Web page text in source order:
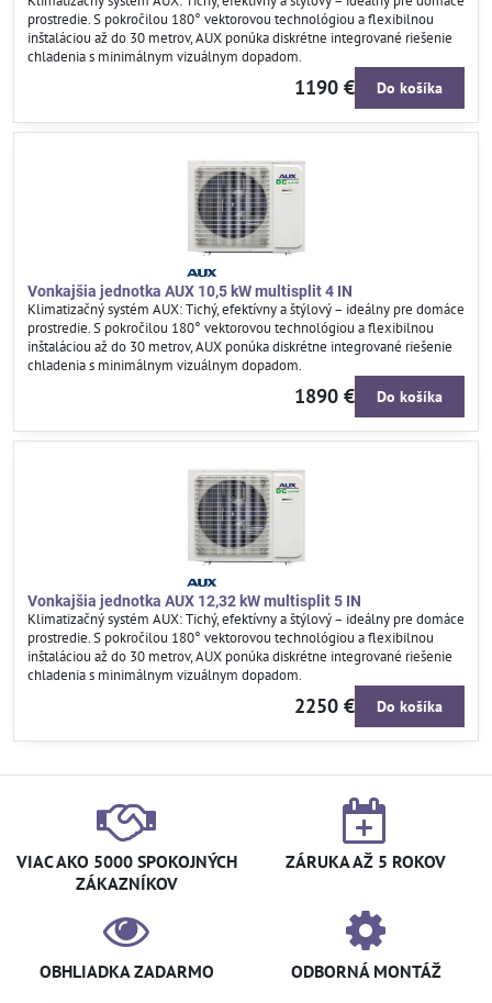
prostredie. S pokročilou 180° vektorovou technológiou a flexibilnou
inštaláciou až do 30 metrov, AUX ponúka diskrétne integrované riešenie
chladenia s minimálnym vizuálnym dopadom.
1190 € Do košíka
Vonkajšia jednotka AUX 10,5 kW multisplit 4 IN
Klimatizačný systém AUX: Tichý, efektívny a štýlový – ideálny pre domáce
prostredie. S pokročilou 180° vektorovou technológiou a flexibilnou
inštaláciou až do 30 metrov, AUX ponúka diskrétne integrované riešenie
chladenia s minimálnym vizuálnym dopadom.
1890 € Do košíka
Vonkajšia jednotka AUX 12,32 kW multisplit 5 IN
Klimatizačný systém AUX: Tichý, efektívny a štýlový – ideálny pre domáce
prostredie. S pokročilou 180° vektorovou technológiou a flexibilnou
inštaláciou až do 30 metrov, AUX ponúka diskrétne integrované riešenie
chladenia s minimálnym vizuálnym dopadom.
2250 € Do košíka
VIAC AKO 5000 SPOKOJNÝCH
ZÁKAZNÍKOV
ZÁRUKA AŽ 5 ROKOV
OBHLIADKA ZADARMO ODBORNÁ MONTÁŽ